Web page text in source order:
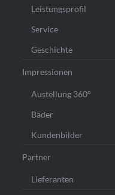
Leistungsprofil
Service
Geschichte
Impressionen
Austellung 360°
Bäder
Kundenbilder
Partner
Lieferanten